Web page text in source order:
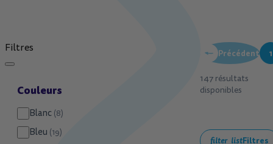
Filtres
Couleurs
Blanc (8)
Bleu (19)
147 résultats
disponibles
filter_listFiltres
Précédent 1